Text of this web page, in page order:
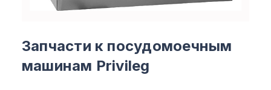
Запчасти к посудомоечным
машинам Privileg